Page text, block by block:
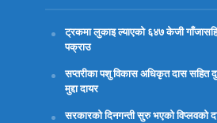
ट्रकमा लुकाइ ल्याएको ६४७ केजी
पक्राउ
सप्तरीका पशु विकास अधिकृत दास सहित
मुद्दा दायर
सरकारको दिनगन्ती सुरु भएको विप्लवको